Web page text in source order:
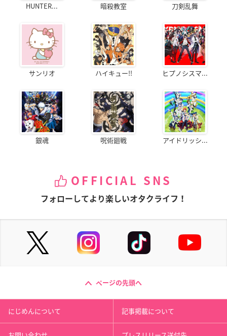
HUNTER... 暗殺教室 刀剣乱舞
サンリオ ハイキュー!! ヒプノシスマ...
銀魂 呪術廻戦 アイドリッシ...
OFFICIAL SNS
フォローしてより楽しいオタクライフ！
ページの先頭へ
にじめんについて 記事掲載について